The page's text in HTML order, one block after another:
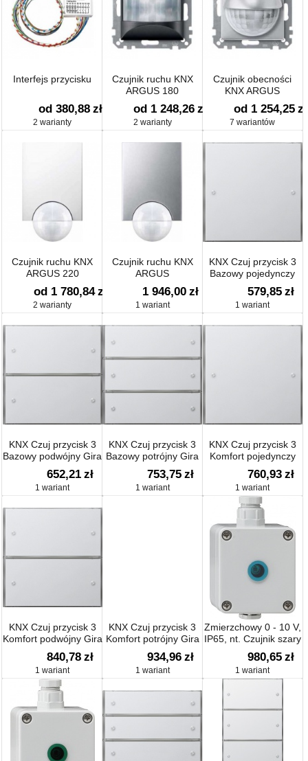
Interfejs przycisku
od 380,88 zł
2 warianty
Czujnik ruchu KNX
ARGUS 180
od 1 248,26 zł
2 warianty
Czujnik obecności
KNX ARGUS
od 1 254,25 zł
7 wariantów
Czujnik ruchu KNX
ARGUS 220
od 1 780,84 zł
2 warianty
Czujnik ruchu KNX
ARGUS
1 946,00 zł
1 wariant
KNX Czuj przycisk 3
Bazowy pojedynczy
Gira F100 biały
579,85 zł
1 wariant
KNX Czuj przycisk 3
Bazowy podwójny Gira
F100 biały
652,21 zł
1 wariant
KNX Czuj przycisk 3
Bazowy potrójny Gira
F100 biały
753,75 zł
1 wariant
KNX Czuj przycisk 3
Komfort pojedynczy
Gira F100 biały
760,93 zł
1 wariant
KNX Czuj przycisk 3
Komfort podwójny Gira
F100 biały
840,78 zł
1 wariant
KNX Czuj przycisk 3
Komfort potrójny Gira
F100 biały
934,96 zł
1 wariant
Zmierzchowy 0 - 10 V,
IP65, nt. Czujnik szary
980,65 zł
1 wariant